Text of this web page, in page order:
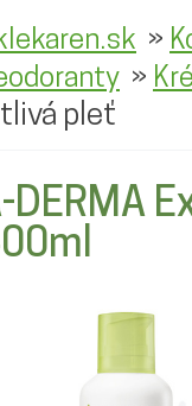
»
»
pleť
DERMA